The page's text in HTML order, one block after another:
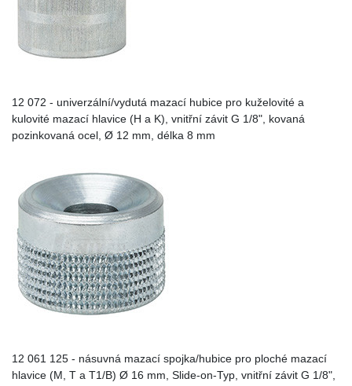
12 072 - univerzální/vydutá mazací hubice pro kuželovité a
kulovité mazací hlavice (H a K), vnitřní závit G 1/8", kovaná
pozinkovaná ocel, Ø 12 mm, délka 8 mm
12 061 125 - násuvná mazací spojka/hubice pro ploché mazací
hlavice (M, T a T1/B) Ø 16 mm, Slide-on-Typ, vnitřní závit G 1/8",